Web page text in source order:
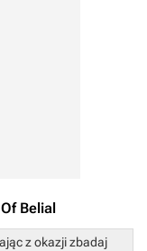
Belial
z okazji zbadaj